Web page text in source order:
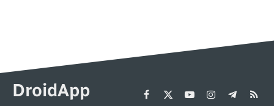
DroidApp Facebook
X
YouTubeInstagram
Telegram
RSS